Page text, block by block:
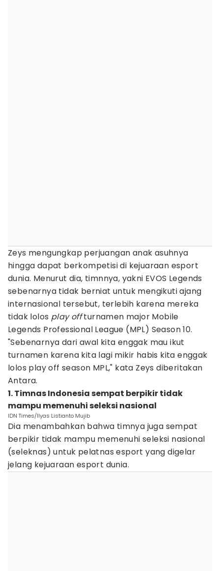
Zeys mengungkap perjuangan anak asuhnya
hingga dapat berkompetisi di kejuaraan esport
dunia. Menurut dia, timnnya, yakni EVOS Legends
sebenarnya tidak berniat untuk mengikuti ajang
internasional tersebut, terlebih karena mereka
tidak lolos play offturnamen major Mobile
Legends Professional League (MPL) Season 10.
"Sebenarnya dari awal kita enggak mau ikut
turnamen karena kita lagi mikir habis kita enggak
lolos play off season MPL," kata Zeys diberitakan
Antara.
1. Timnas Indonesia sempat berpikir tidak
mampu memenuhi seleksi nasional
IDN Times/Ilyas Listianto Mujib
Dia menambahkan bahwa timnya juga sempat
berpikir tidak mampu memenuhi seleksi nasional
(seleknas) untuk pelatnas esport yang digelar
jelang kejuaraan esport dunia.